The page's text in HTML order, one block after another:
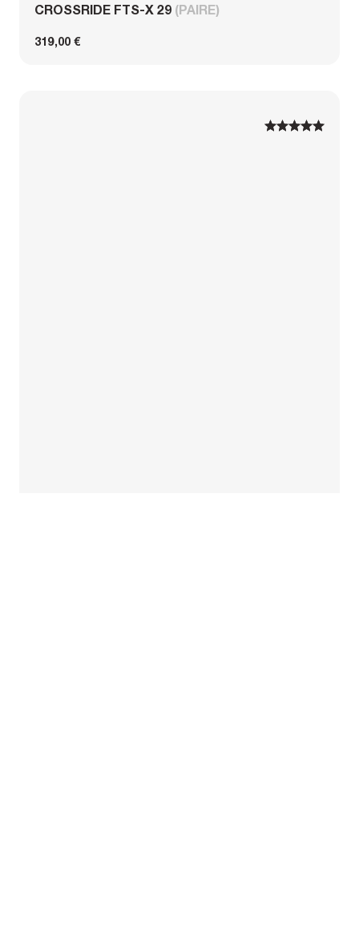
CROSSRIDE FTS-X 29 (PAIRE)
319,00 €
1 2 3 4 5
1 2 3 4 5